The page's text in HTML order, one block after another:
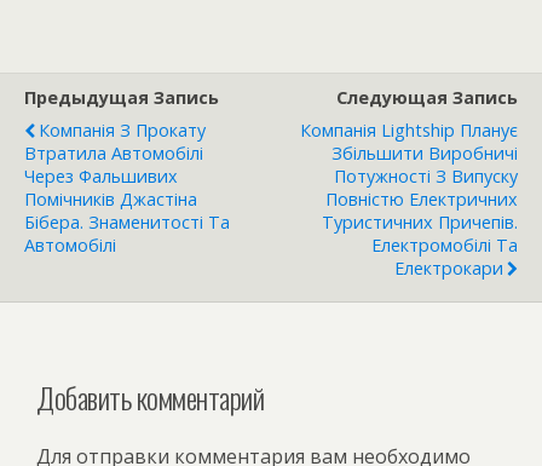
Предыдущая Запись
Компанія З Прокату
Втратила Автомобілі
Через Фальшивих
Помічників Джастіна
Бібера. Знаменитості Та
Автомобілі
Следующая Запись
Компанія Lightship Планує
Збільшити Виробничі
Потужності З Випуску
Повністю Електричних
Туристичних Причепів.
Електромобілі Та
Електрокари
Добавить комментарий
Для отправки комментария вам необходимо